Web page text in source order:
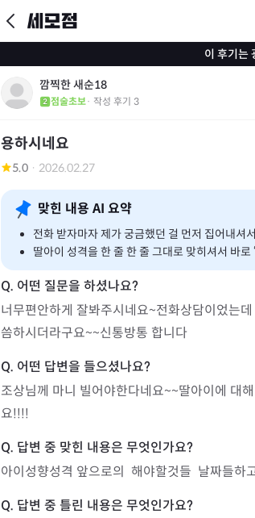
이 후기는
깜찍한 새순18
점술초보· 작성 후기 3
용하시네요
5.0 · 2026.02.27
맞힌 내용 AI 요약
전화 받자마자 제가 궁금했던 걸 먼저 집어내셔
딸아이 성격을 한 줄 한 줄 그대로 맞히셔서 바로
너무편안하게 잘봐주시네요~전화상담이었는
씀하시더라구요~~신통방통 합니다
조상님께 마니 빌어야한다네요~~딸아이에 대
요!!!!
아이성향성격 앞으로의  해야할것들  날짜들하